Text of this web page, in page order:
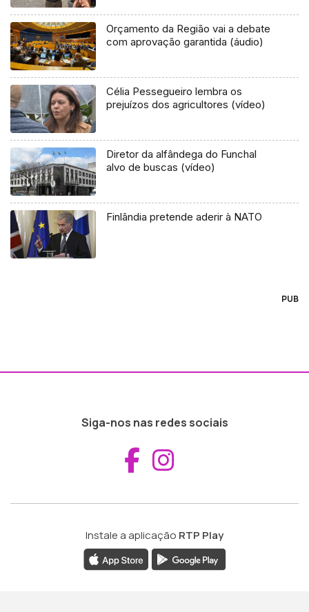
Orçamento da Região vai a debate
com aprovação garantida (áudio)
Célia Pessegueiro lembra os
prejuízos dos agricultores (vídeo)
Diretor da alfândega do Funchal
alvo de buscas (vídeo)
Finlândia pretende aderir à NATO
PUB
Siga-nos nas redes sociais
Aceder ao
Instale a aplicação RTP Play